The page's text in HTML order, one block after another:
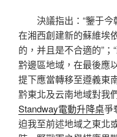
決議指出：“鑒于今
在湘西創建新的蘇維埃
的，并且是不合適的”
黔邊區地域，在最後應
提下應當轉移至遵義東
黔東北及云南地域對我
Standway電動升降桌爭
迫我至前述地域之東北